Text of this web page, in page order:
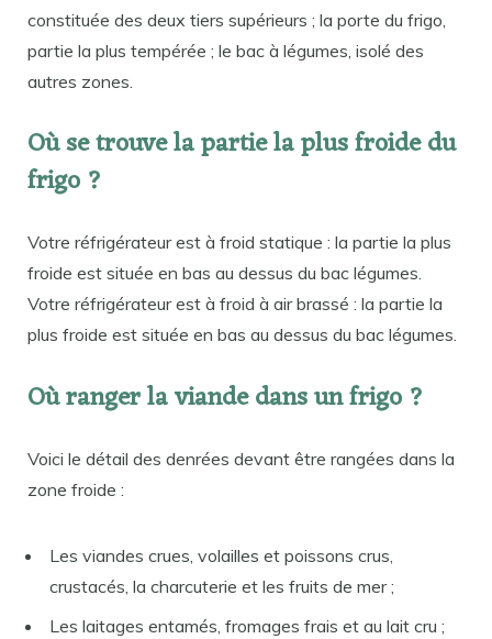
constituée des deux tiers supérieurs ; la porte du frigo,
partie la plus tempérée ; le bac à légumes, isolé des
autres zones.
Où se trouve la partie la plus froide du
frigo ?
Votre réfrigérateur est à froid statique : la partie la plus
froide est située en bas au dessus du bac légumes.
Votre réfrigérateur est à froid à air brassé : la partie la
plus froide est située en bas au dessus du bac légumes.
Où ranger la viande dans un frigo ?
Voici le détail des denrées devant être rangées dans la
zone froide :
Les viandes crues, volailles et poissons crus,
crustacés, la charcuterie et les fruits de mer ;
Les laitages entamés, fromages frais et au lait cru ;